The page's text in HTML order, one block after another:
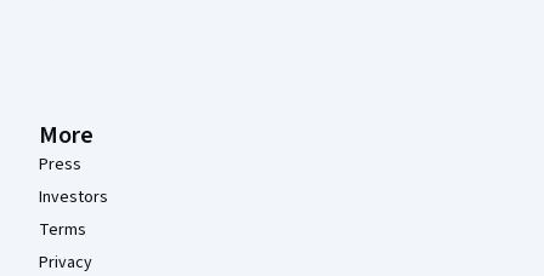
More
Press
Investors
Terms
Privacy